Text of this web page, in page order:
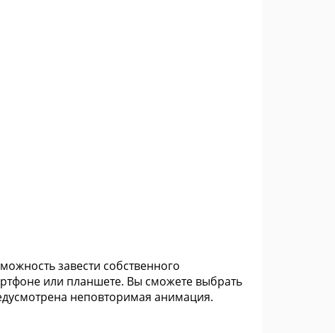
завести собственного
или планшете. Вы сможете выбрать
неповторимая анимация.